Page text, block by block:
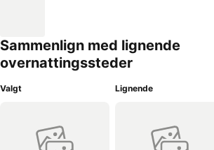
Sammenlign med lignende
overnattingssteder
Valgt Lignende